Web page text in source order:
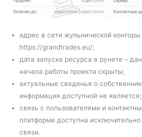
адрес в сети жульнической конторы
https://grandtrades.eu/;
дата запуска ресурса в рунете –
начала работы проекта скрыты;
актуальные сведенья о
информация доступной не является;
связь с пользователями и
платформе доступна
связи.